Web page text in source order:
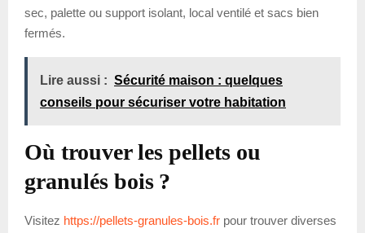
sec, palette ou support isolant, local ventilé et sacs bien
fermés.
Lire aussi : Sécurité maison : quelques
conseils pour sécuriser votre habitation
Où trouver les pellets ou
granulés bois ?
Visitez https://pellets-granules-bois.fr pour trouver diverses